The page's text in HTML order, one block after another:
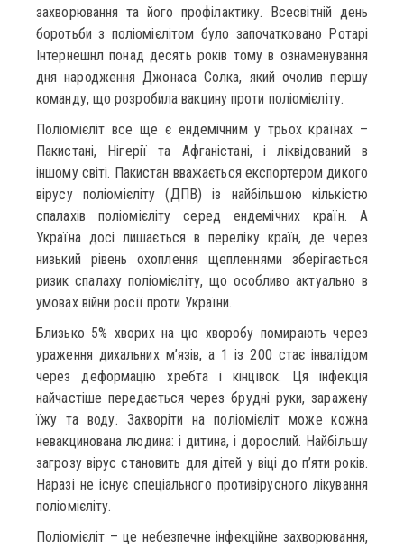
захворювання та його профілактику. Всесвітній день
боротьби з поліомієлітом було започатковано Ротарі
Інтернешнл понад десять років тому в ознаменування
дня народження Джонаса Солка, який очолив першу
команду, що розробила вакцину проти поліомієліту.
Поліомієліт все ще є ендемічним у трьох країнах –
Пакистані, Нігерії та Афганістані, і ліквідований в
іншому світі. Пакистан вважається експортером дикого
вірусу поліомієліту (ДПВ) із найбільшою кількістю
спалахів поліомієліту серед ендемічних країн. А
Україна досі лишається в переліку країн, де через
низький рівень охоплення щепленнями зберігається
ризик спалаху поліомієліту, що особливо актуально в
умовах війни росії проти України.
Близько 5% хворих на цю хворобу помирають через
ураження дихальних м’язів, а 1 із 200 стає інвалідом
через деформацію хребта і кінцівок. Ця інфекція
найчастіше передається через брудні руки, заражену
їжу та воду. Захворіти на поліомієліт може кожна
невакцинована людина: і дитина, і дорослий. Найбільшу
загрозу вірус становить для дітей у віці до п’яти років.
Наразі не існує спеціального противірусного лікування
поліомієліту.
Поліомієліт – це небезпечне інфекційне захворювання,